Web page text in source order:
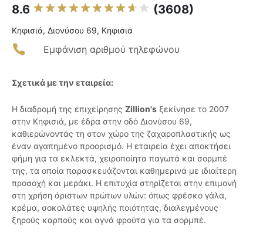
8.6 (3608)
Κηφισιά, Διονύσου 69, Κηφισιά
Εμφάνιση αριθμού τηλεφώνου
Σχετικά με την εταιρεία:
Η διαδρομή της επιχείρησης Zillion's ξεκίνησε το 2007
στην Κηφισιά, με έδρα στην οδό Διονύσου 69,
καθιερώνοντάς τη στον χώρο της ζαχαροπλαστικής ως
έναν αγαπημένο προορισμό. Η εταιρεία έχει αποκτήσει
φήμη για τα εκλεκτά, χειροποίητα παγωτά και σορμπέ
της, τα οποία παρασκευάζονται καθημερινά με ιδιαίτερη
προσοχή και μεράκι. Η επιτυχία στηρίζεται στην επιμονή
στη χρήση άριστων πρώτων υλών: όπως φρέσκο γάλα,
κρέμα, σοκολάτες υψηλής ποιότητας, διαλεγμένους
ξηρούς καρπούς και αγνά φρούτα για τα σορμπέ.